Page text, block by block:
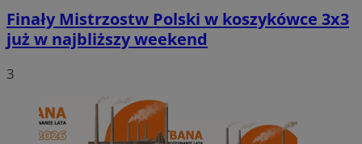
Finały Mistrzostw Polski w koszykówce 3x3
już w najbliższy weekend
3